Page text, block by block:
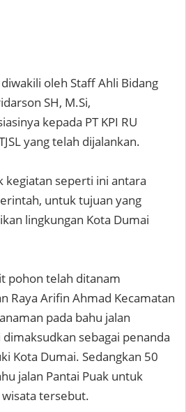
oleh Staff Ahli Bidang
SH, M.Si,
kepada PT KPI RU
yang telah dijalankan.
kegiatan seperti ini antara
untuk tujuan yang
lingkungan Kota Dumai
pohon telah ditanam
Raya Arifin Ahmad Kecamatan
pada bahu jalan
sebagai penanda
Kota Dumai. Sedangkan 50
jalan Pantai Puak untuk
tersebut.